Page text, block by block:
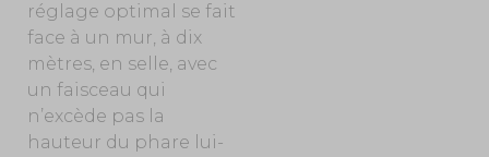
réglage optimal se fait
face à un mur, à dix
mètres, en selle, avec
un faisceau qui
n’excède pas la
hauteur du phare lui-